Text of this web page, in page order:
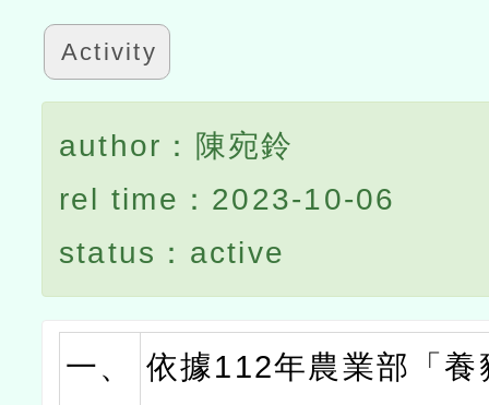
Activity
author：陳宛鈴
rel time：2023-10-06
status：active
一、
依據112年農業部「養